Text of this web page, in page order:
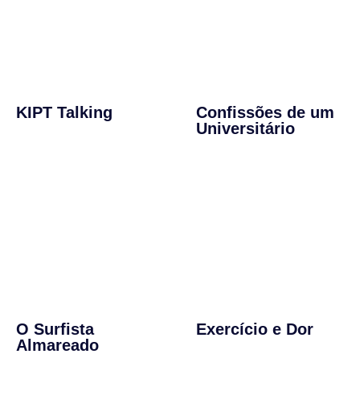
KIPT Talking
Confissões de um
Universitário
O Surfista
Almareado
Exercício e Dor